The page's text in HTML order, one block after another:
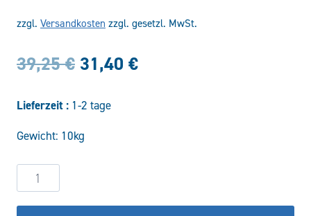
zzgl. Versandkosten zzgl. gesetzl. MwSt.
39,25€ Ursprünglicher
war:
39,25 €
31,40 €Aktueller
Lieferzeit : 1-2 tage
Gewicht: 10kg
Putzlumpen
Menge